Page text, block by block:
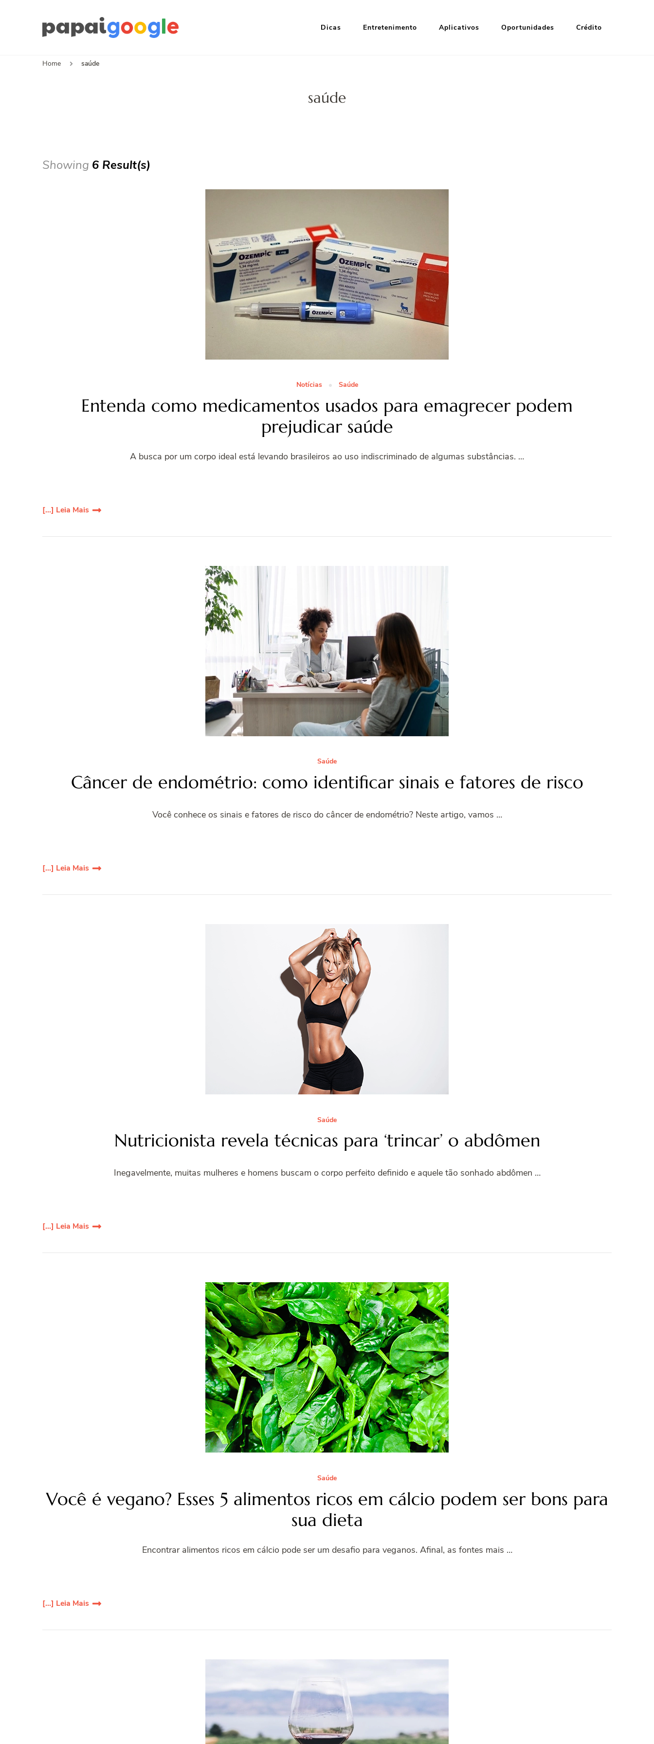
Dicas Entretenimento Aplicativos Oportunidades Crédito
Home saúde
saúde
Showing 6 Result(s)
Notícias Saúde
Entenda como medicamentos usados para emagrecer podem
prejudicar saúde
A busca por um corpo ideal está levando brasileiros ao uso indiscriminado de algumas substâncias. …
[...] Leia Mais
Saúde
Câncer de endométrio: como identificar sinais e fatores de risco
Você conhece os sinais e fatores de risco do câncer de endométrio? Neste artigo, vamos …
[...] Leia Mais
Saúde
Nutricionista revela técnicas para ‘trincar’ o abdômen
Inegavelmente, muitas mulheres e homens buscam o corpo perfeito definido e aquele tão sonhado abdômen …
[...] Leia Mais
Saúde
Você é vegano? Esses 5 alimentos ricos em cálcio podem ser bons para
sua dieta
Encontrar alimentos ricos em cálcio pode ser um desafio para veganos. Afinal, as fontes mais …
[...] Leia Mais